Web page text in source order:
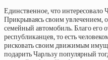
Единственное, что интересовало
Прикрываясь своим увлечением,
семейный автомобиль. Благо его
республиканцев, то есть
рисковать своим движимым
подарить Чарльзу популярный